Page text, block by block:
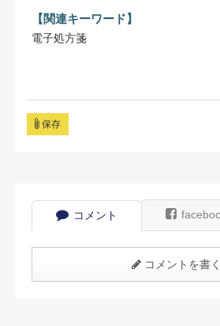
【関連キーワード】
電子処方箋
保存
コメント
コメントを書く